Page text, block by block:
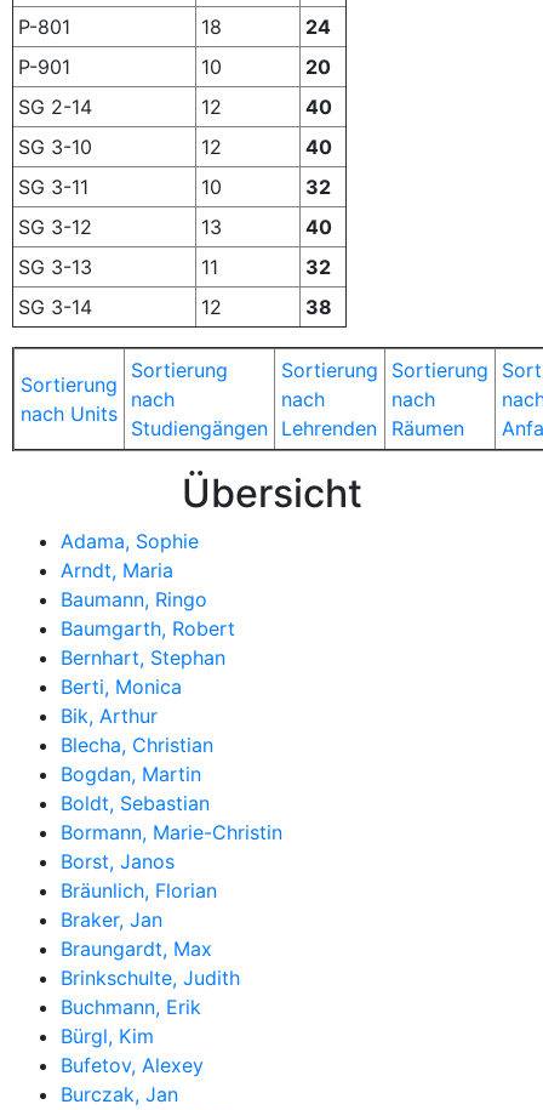
P-801
18
24
P-901
10
20
SG 2-14
12
40
SG 3-10
12
40
SG 3-11
10
32
SG 3-12
13
40
SG 3-13
11
32
SG 3-14
12 38
Sortierung
nach Units
Sortierung
nach
Studiengängen
Sortierung
nach
Lehrenden
Sortierung
nach
Räumen
Übersicht
Adama, Sophie
Arndt, Maria
Baumann, Ringo
Baumgarth, Robert
Bernhart, Stephan
Berti, Monica
Bik, Arthur
Blecha, Christian
Bogdan, Martin
Boldt, Sebastian
Bormann, Marie-Christin
Borst, Janos
Bräunlich, Florian
Braker, Jan
Braungardt, Max
Brinkschulte, Judith
Buchmann, Erik
Bürgl, Kim
Bufetov, Alexey
Burczak, Jan